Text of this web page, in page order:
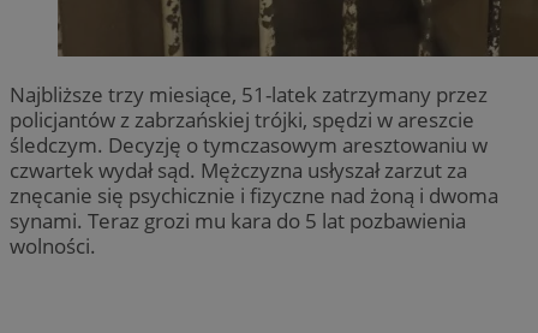
Najbliższe trzy miesiące, 51-latek zatrzymany przez
policjantów z zabrzańskiej trójki, spędzi w areszcie
śledczym. Decyzję o tymczasowym aresztowaniu w
czwartek wydał sąd. Mężczyzna usłyszał zarzut za
znęcanie się psychicznie i fizyczne nad żoną i dwoma
synami. Teraz grozi mu kara do 5 lat pozbawienia
wolności.